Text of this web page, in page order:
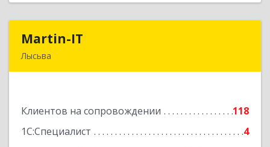
Martin-IT
Лысьва
Клиентов на сопровождении
118
1С:Специалист
4
Подробнее